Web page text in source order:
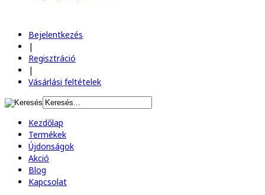
Bejelentkezés
|
Regisztráció
|
Vásárlási feltételek
Kezdőlap
Termékek
Újdonságok
Akció
Blog
Kapcsolat